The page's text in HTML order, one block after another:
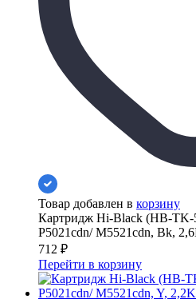
Товар добавлен в корзину
Картридж Hi-Black (HB-TK-
P5021cdn/ M5521cdn, Bk,
712 ₽
Перейти в корзину